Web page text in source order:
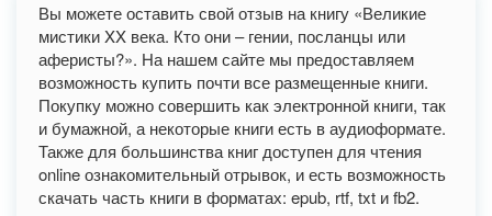
Вы можете оставить свой отзыв на книгу «Великие
мистики XX века. Кто они – гении, посланцы или
аферисты?». На нашем сайте мы предоставляем
возможность купить почти все размещенные книги.
Покупку можно совершить как электронной книги, так
и бумажной, а некоторые книги есть в аудиоформате.
Также для большинства книг доступен для чтения
online ознакомительный отрывок, и есть возможность
скачать часть книги в форматах: epub, rtf, txt и fb2.